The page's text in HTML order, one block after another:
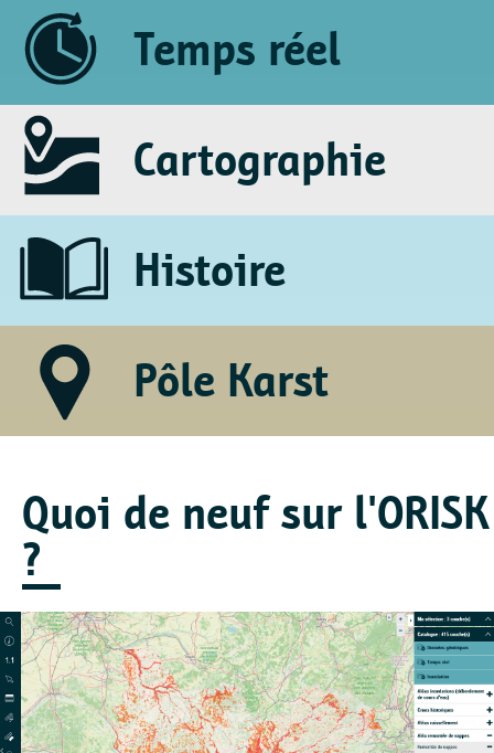
Temps réel
Cartographie
Histoire
Pôle Karst
Quoi de neuf sur l'ORISK
?